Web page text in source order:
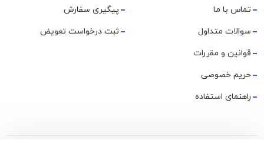
تماس با ما
سوالات متداول
قوانین و مقررات
حریم خصوصی
راهنمای استفاده
پیگیری سفارش
ثبت درخواست تعویض